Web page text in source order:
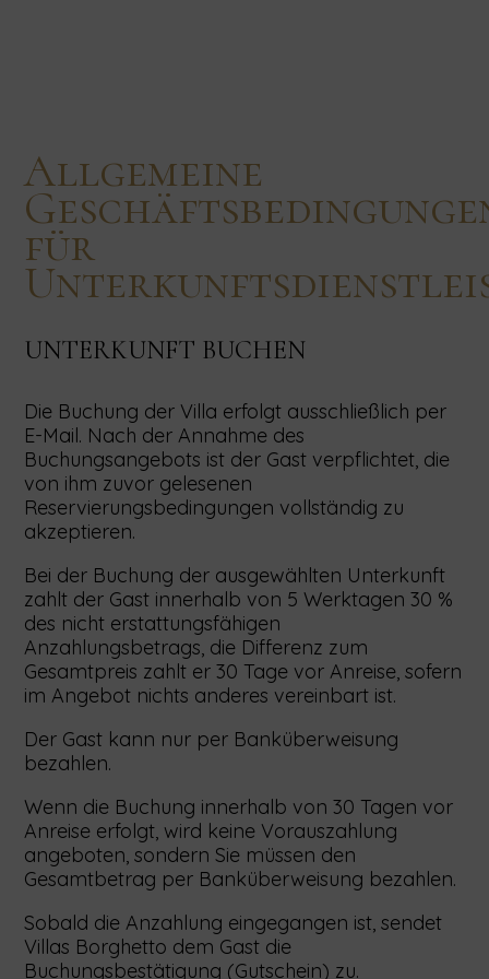
Allgemeine
für
UNTERKUNFT BUCHEN
Die Buchung der Villa erfolgt ausschließlich per
E-Mail. Nach der Annahme des
Buchungsangebots ist der Gast verpflichtet, die
von ihm zuvor gelesenen
Reservierungsbedingungen vollständig zu
akzeptieren.
Bei der Buchung der ausgewählten Unterkunft
zahlt der Gast innerhalb von 5 Werktagen 30 %
des nicht erstattungsfähigen
Anzahlungsbetrags, die Differenz zum
Gesamtpreis zahlt er 30 Tage vor Anreise, sofern
im Angebot nichts anderes vereinbart ist.
Der Gast kann nur per Banküberweisung
bezahlen.
Wenn die Buchung innerhalb von 30 Tagen vor
Anreise erfolgt, wird keine Vorauszahlung
angeboten, sondern Sie müssen den
Gesamtbetrag per Banküberweisung bezahlen.
Sobald die Anzahlung eingegangen ist, sendet
Villas Borghetto dem Gast die
Buchungsbestätigung (Gutschein) zu.